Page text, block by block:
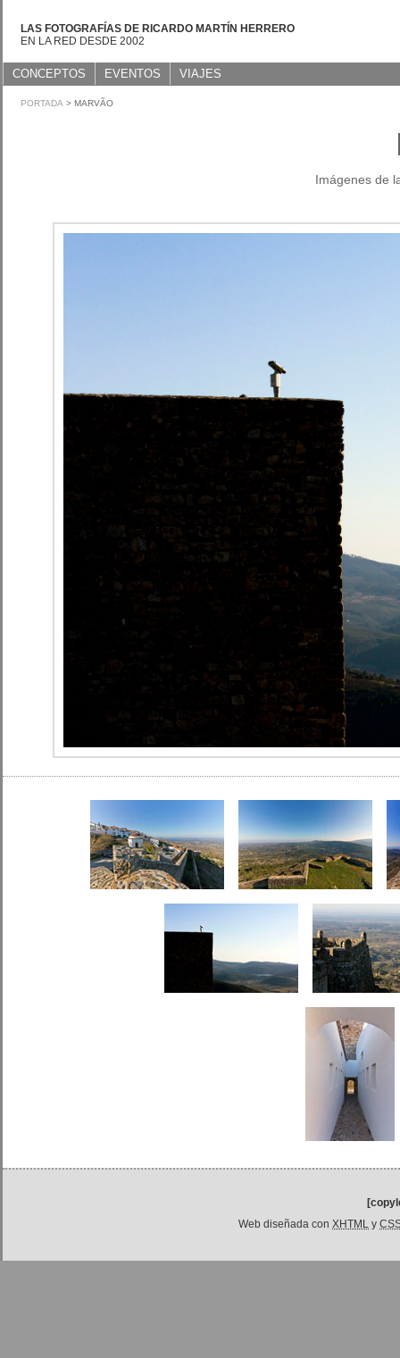
LAS FOTOGRAFÍAS DE RICARDO MARTÍN HERRERO
EN LA RED DESDE 2002
CONCEPTOS EVENTOS VIAJES
PORTADA > MARVÃO
Imágenes de
Web diseñada con XHTML y